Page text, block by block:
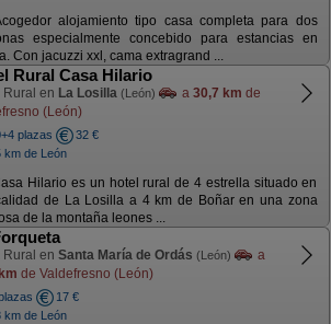
alojamiento tipo casa completa para dos
especialmente concebido para estancias en
Con jacuzzi xxl, cama extragrand ...
Rural Casa Hilario
Rural en La Losilla (León) a 30,7 km de
(León)
plazas
32 €
km de León
Hilario es un hotel rural de 4 estrella situado en
de La Losilla a 4 km de Boñar en una zona
de la montaña leones ...
Rural en Santa María de Ordás (León)
a
de Valdefresno (León)
17 €
km de León